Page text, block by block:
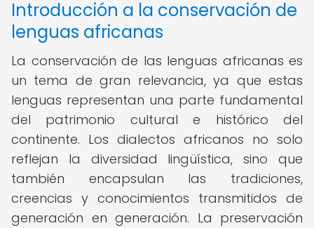
Introducción a la conservación de
lenguas africanas
La conservación de las lenguas africanas es
un tema de gran relevancia, ya que estas
lenguas representan una parte fundamental
del patrimonio cultural e histórico del
continente. Los dialectos africanos no solo
reflejan la diversidad lingüística, sino que
también encapsulan las tradiciones,
creencias y conocimientos transmitidos de
generación en generación. La preservación